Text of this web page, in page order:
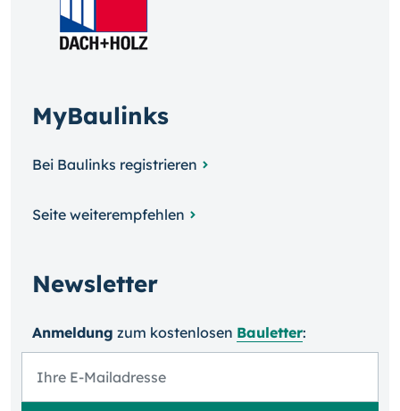
MyBaulinks
Bei Baulinks registrieren
Seite weiterempfehlen
Newsletter
Anmeldung zum kosten­losen Bauletter: